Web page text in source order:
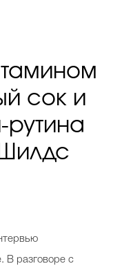
сок и
рутина
В разговоре с